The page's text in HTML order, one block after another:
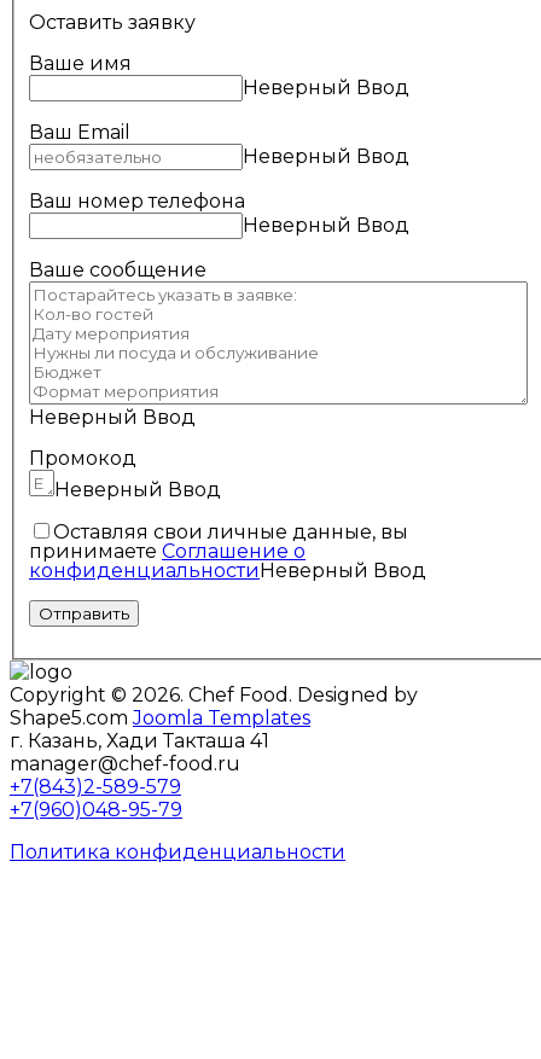
Оставить заявку
Ваше имя
Неверный Ввод
Ваш Email
Неверный Ввод
Ваш номер телефона
Неверный Ввод
Ваше сообщение
Неверный Ввод
Промокод
Неверный Ввод
Оставляя свои личные данные, вы
принимаете Соглашение о
конфиденциальностиНеверный Ввод
Copyright © 2026. Chef Food. Designed by
Shape5.comJoomla Templates
г. Казань, Хади Такташа 41
manager@chef-food.ru
+7(843)2-589-579
+7(960)048-95-79
Политика конфиденциальности